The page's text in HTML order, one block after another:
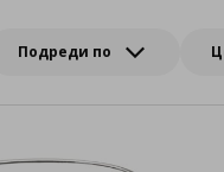
Подреди по